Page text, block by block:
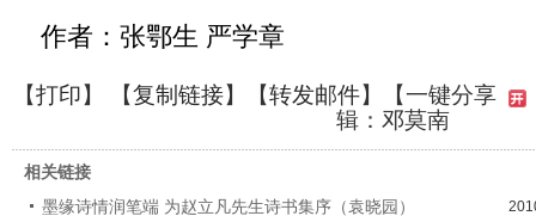
作者：张鄂生 严学章
【打印】 【复制链接】【转发邮件】
【一键分享
辑：邓莫南
相关链接
墨缘诗情润笔端 为赵立凡先生诗书集序（袁晓园）